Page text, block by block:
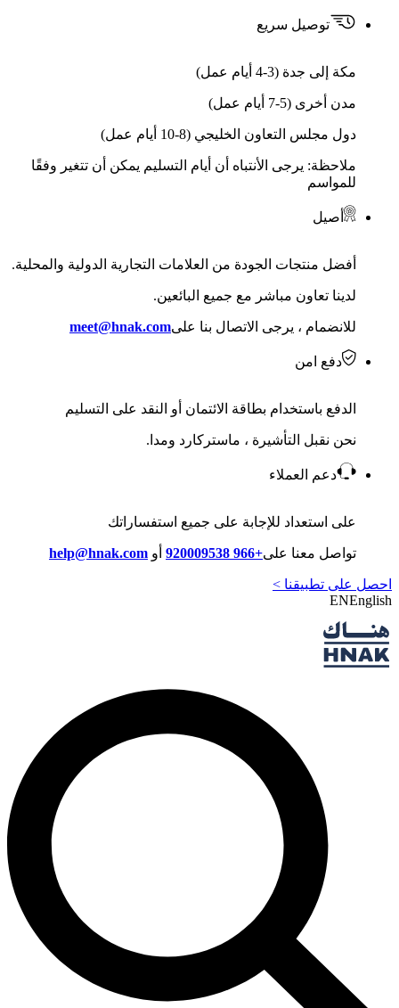
توصيل سريع
مكة إلى جدة (3-4 أيام عمل)
مدن أخرى (5-7 أيام عمل)
دول مجلس التعاون الخليجي (8-10 أيام عمل)
ملاحظة: يرجى الأنتباه أن أيام التسليم يمكن أن تتغير وفقًا
للمواسم
أصيل
أفضل منتجات الجودة من العلامات التجارية الدولية والمحلية.
لدينا تعاون مباشر مع جميع البائعين.
للانضمام ، يرجى الاتصال بنا علىmeet@hnak.com
دفع امن
الدفع باستخدام بطاقة الائتمان أو النقد على التسليم
نحن نقبل التأشيرة ، ماستركارد ومدا.
دعم العملاء
على استعداد للإجابة على جميع استفساراتك
تواصل معنا على+966 920009538 أو help@hnak.com
احصل على تطبيقنا >
ENEnglish